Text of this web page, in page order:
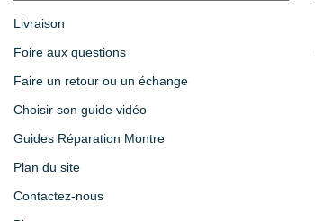
Livraison
Foire aux questions
Faire un retour ou un échange
Choisir son guide vidéo
Guides Réparation Montre
Plan du site
Contactez-nous